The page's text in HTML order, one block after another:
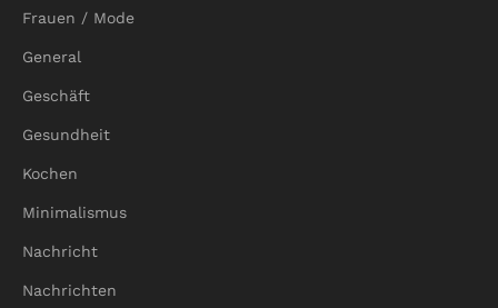
Frauen / Mode
General
Geschäft
Gesundheit
Kochen
Minimalismus
Nachricht
Nachrichten